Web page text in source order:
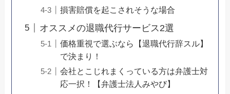
損害賠償を起こされそうな場合
オススメの退職代行サービス2選
価格重視で選ぶなら【退職代行辞スル】
で決まり！
会社とこじれまくっている方は弁護士対
応一択！【弁護士法人みやび】